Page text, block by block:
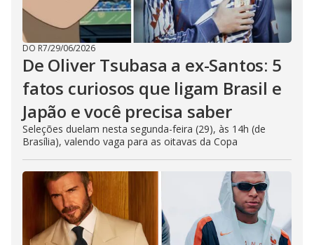
DO R7/29/06/2026
De Oliver Tsubasa a ex-Santos: 5
fatos curiosos que ligam Brasil e
Japão e você precisa saber
Seleções duelam nesta segunda-feira (29), às 14h (de
Brasília), valendo vaga para as oitavas da Copa